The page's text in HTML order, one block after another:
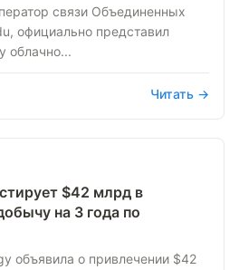
связи Объединенных
официально представил
облачно...
Читать →
$42 млрд в
на 3 года по
объявила о привлечении $42